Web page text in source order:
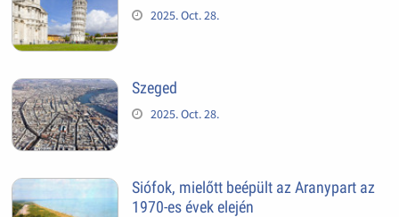
2025. Oct. 28.
Szeged
2025. Oct. 28.
Siófok, mielőtt beépült az Aranypart az
1970-es évek elején